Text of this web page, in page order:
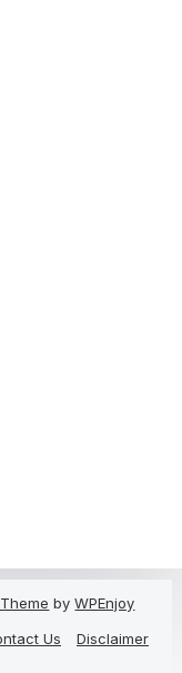
byWPEnjoy
Us
Disclaimer